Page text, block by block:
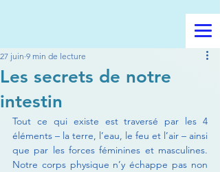
Les secrets de notre
intestin
27 juin 9 min de lecture
Tout ce qui existe est traversé par les 4
éléments – la terre, l’eau, le feu et l’air – ainsi
que par les forces féminines et masculines.
Notre corps physique n’y échappe pas non